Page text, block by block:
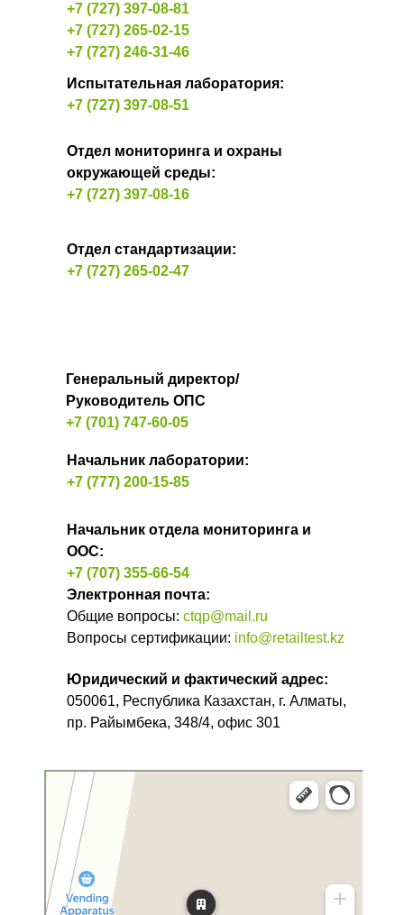
Электронная почта:
Общие вопросы: ctqp@mail.ru
Вопросы сертификации: info@retailtest.kz
Юридический и фактический адрес:
050061, Республика Казахстан, г. Алматы,
пр. Райымбека, 348/4, офис 301
+7 (727) 397-08-81
+7 (727) 265-02-15
+7 (727) 246-31-46
Отдел мониторинга и охраны
окружающей среды:
+7 (727) 397-08-16
Отдел стандартизации:
+7 (727) 265-02-47
Испытательная лаборатория:
+7 (727) 397-08-51
Генеральный директор/
Руководитель ОПС
+7 (701) 747-60-05
Начальник лаборатории:
+7 (777) 200-15-85
Начальник отдела мониторинга и
ООС:
+7 (707) 355-66-54